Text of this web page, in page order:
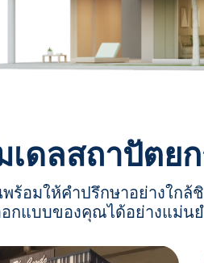
ดลสถาปัตย
อมให้คำปรึกษาอย่างใกล้
กแบบของคุณได้อย่างแม่น